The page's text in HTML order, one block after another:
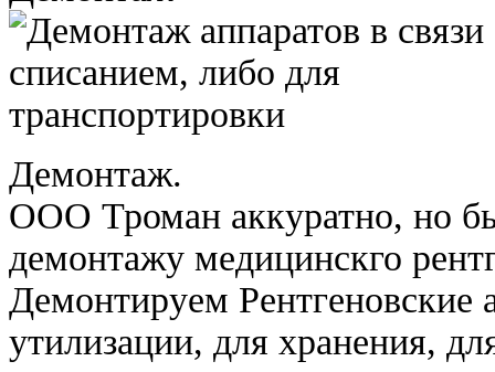
Демонтаж.
ООО Троман аккуратно, но
демонтажу медицинскго
Демонтируем
утилизации, для хранения,